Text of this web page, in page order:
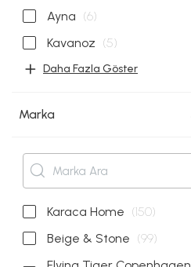
Ayna (6)
Kavanoz (5)
Daha Fazla Göster
Marka
Karaca Home (150)
Beige & Stone (99)